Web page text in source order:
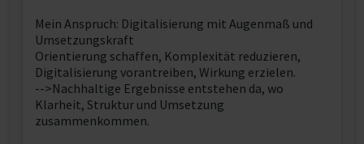
Mein Anspruch: Digitalisierung mit Augenmaß und
Umsetzungskraft
Orientierung schaffen, Komplexität reduzieren,
Digitalisierung vorantreiben, Wirkung erzielen.
-->Nachhaltige Ergebnisse entstehen da, wo
Klarheit, Struktur und Umsetzung
zusammenkommen.